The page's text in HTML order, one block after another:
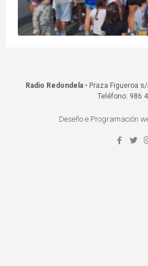
Radio Redondela• Praza Figueroa s/
Teléfono: 986
Deseño e Programación